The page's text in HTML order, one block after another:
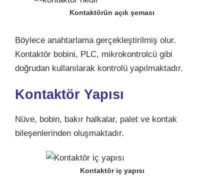
Kontaktörün açık şeması
Böylece anahtarlama gerçekleştirilmiş olur.
Kontaktör bobini, PLC, mikrokontrolcü gibi
doğrudan kullanılarak kontrolü yapılmaktadır.
Kontaktör Yapısı
Nüve, bobin, bakır halkalar, palet ve kontak
bileşenlerinden oluşmaktadır.
Kontaktör iç yapısı